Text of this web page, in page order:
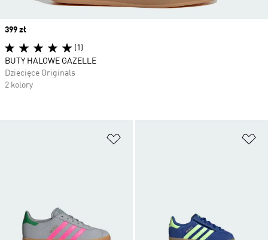
Price
399 zł
(1)
BUTY HALOWE GAZELLE
Dziecięce Originals
2 kolory